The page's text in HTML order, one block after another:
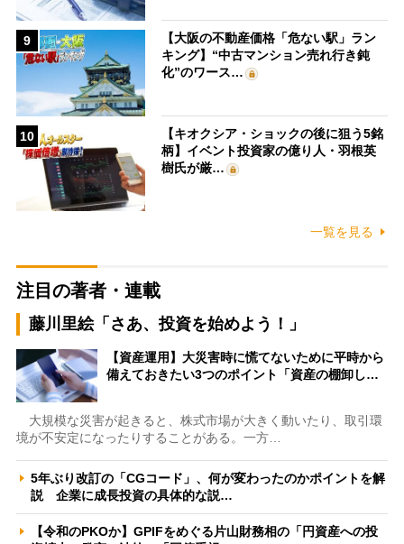
9
【大阪の不動産価格「危ない駅」ラン
キング】“中古マンション売れ行き鈍
化”のワース…
10
【キオクシア・ショックの後に狙う5銘
柄】イベント投資家の億り人・羽根英
樹氏が厳…
一覧を見る
注目の著者・連載
藤川里絵「さあ、投資を始めよう！」
【資産運用】大災害時に慌てないために平時から
備えておきたい3つのポイント「資産の棚卸し…
大規模な災害が起きると、株式市場が大きく動いたり、取引環
境が不安定になったりすることがある。一方…
5年ぶり改訂の「CGコード」、何が変わったのかポイントを解
説 企業に成長投資の具体的な説…
【令和のPKOか】GPIFをめぐる片山財務相の「円資産への投